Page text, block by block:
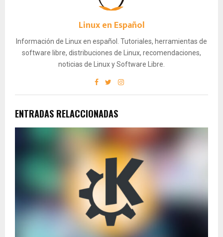
Linux en Español
Información de Linux en español. Tutoriales, herramientas de
software libre, distribuciones de Linux, recomendaciones,
noticias de Linux y Software Libre.
ENTRADAS RELACCIONADAS